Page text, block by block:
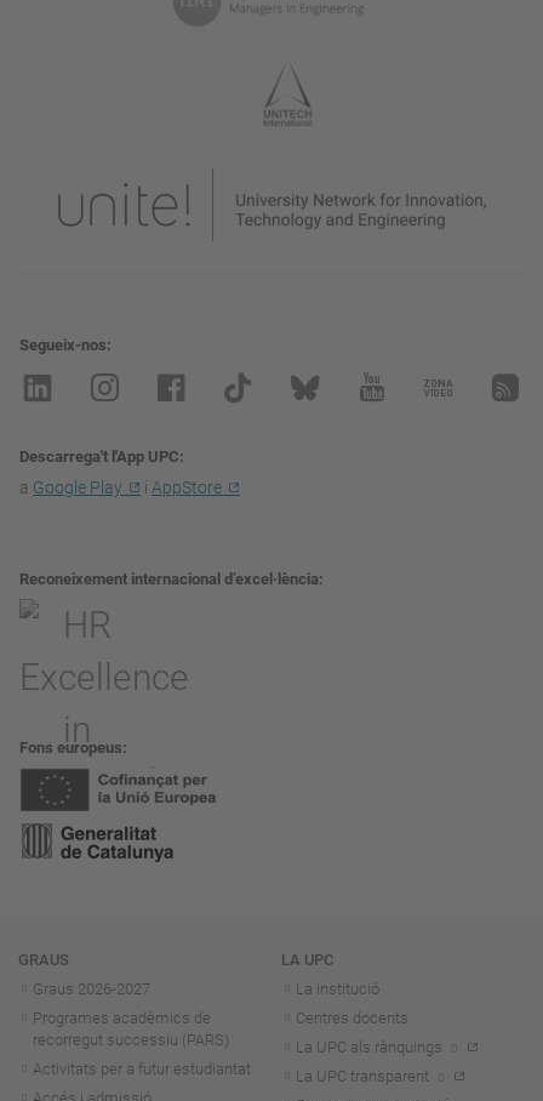
Segueix-nos
Descarrega't l'App UPC
a Google Play i AppStore
Reconeixement internacional d’excel·lència
Fons europeus
Navegació
GRAUS
Graus 2026-2027
Programes acadèmics de
recorregut successiu (PARS)
Activitats per a futur estudiantat
LA UPC
La institució
Centres docents
La UPC als rànquings
La UPC transparent